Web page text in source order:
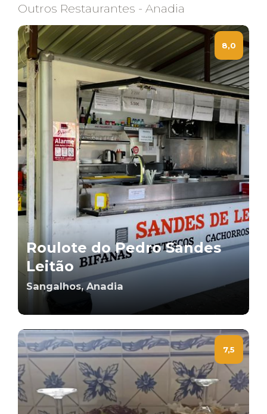
Outros Restaurantes - Anadia
8,0
Roulote do Pedro Sandes
Leitão
Sangalhos, Anadia
7,5